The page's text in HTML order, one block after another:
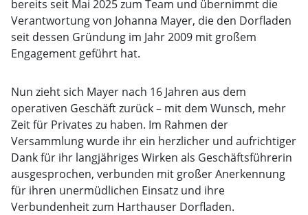
bereits seit Mai 2025 zum Team und übernimmt die
Verantwortung von Johanna Mayer, die den Dorfladen
seit dessen Gründung im Jahr 2009 mit großem
Engagement geführt hat.
Nun zieht sich Mayer nach 16 Jahren aus dem
operativen Geschäft zurück – mit dem Wunsch, mehr
Zeit für Privates zu haben. Im Rahmen der
Versammlung wurde ihr ein herzlicher und aufrichtiger
Dank für ihr langjähriges Wirken als Geschäftsführerin
ausgesprochen, verbunden mit großer Anerkennung
für ihren unermüdlichen Einsatz und ihre
Verbundenheit zum Harthauser Dorfladen.